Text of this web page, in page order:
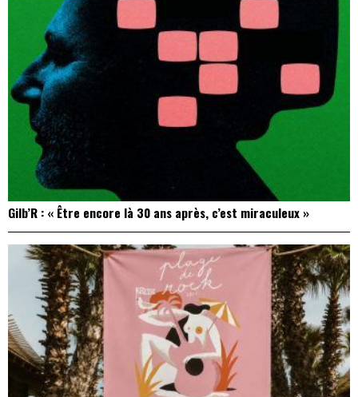
Gilb’R : « Être encore là 30 ans après, c’est miraculeux »